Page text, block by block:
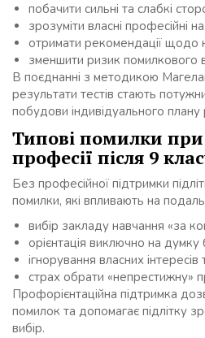
побачити сильні та слабкі
зрозуміти власні професійні
отримати рекомендації щодо
зменшити ризик помилкового
В поєднанні з методикою
результати тестів стають
побудови індивідуального плану
Типові помилки при
професії після 9
Без професійної підтримки
помилки, які впливають на
вибір закладу навчання «за
орієнтація виключно на думку
ігнорування власних інтересів
страх обрати «непрестижну»
Профорієнтаційна підтримка
помилок та допомагає підлітку
вибір.